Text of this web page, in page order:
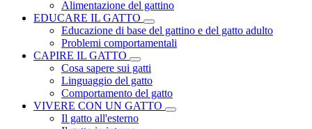
Alimentazione del gattino
EDUCARE IL GATTO
Educazione di base del gattino e del gatto adulto
Problemi comportamentali
CAPIRE IL GATTO
Cosa sapere sui gatti
Linguaggio del gatto
Comportamento del gatto
VIVERE CON UN GATTO
Il gatto all'esterno